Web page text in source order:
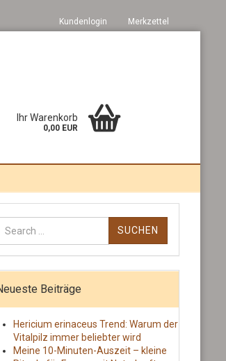
Kundenlogin Merkzettel
Ihr Warenkorb
0,00 EUR
nach:
Beiträge
Hericium erinaceus Trend: Warum der
Vitalpilz immer beliebter wird
Meine 10-Minuten-Auszeit – kleine